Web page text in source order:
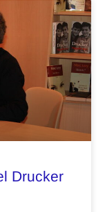
Drucker